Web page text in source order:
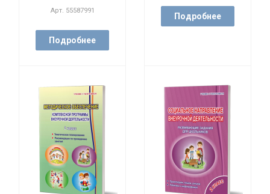
Арт. 55587991
Подробнее
Подробнее